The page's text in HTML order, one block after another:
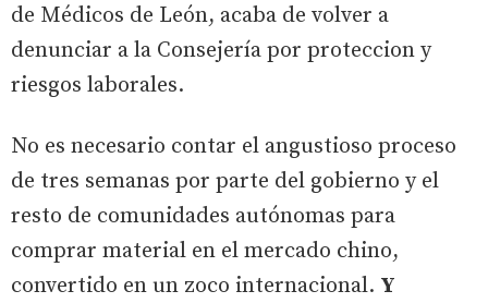
de Médicos de León, acaba de volver a
denunciar a la Consejería por proteccion y
riesgos laborales.
No es necesario contar el angustioso proceso
de tres semanas por parte del gobierno y el
resto de comunidades autónomas para
comprar material en el mercado chino,
convertido en un zoco internacional. Y